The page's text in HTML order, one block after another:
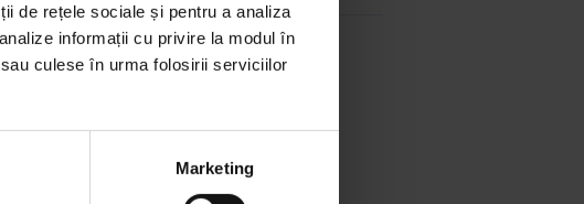
de rețele sociale și pentru a analiza
informații cu privire la modul în
culese în urma folosirii serviciilor
Marketing
socio-emoțională,Divorț